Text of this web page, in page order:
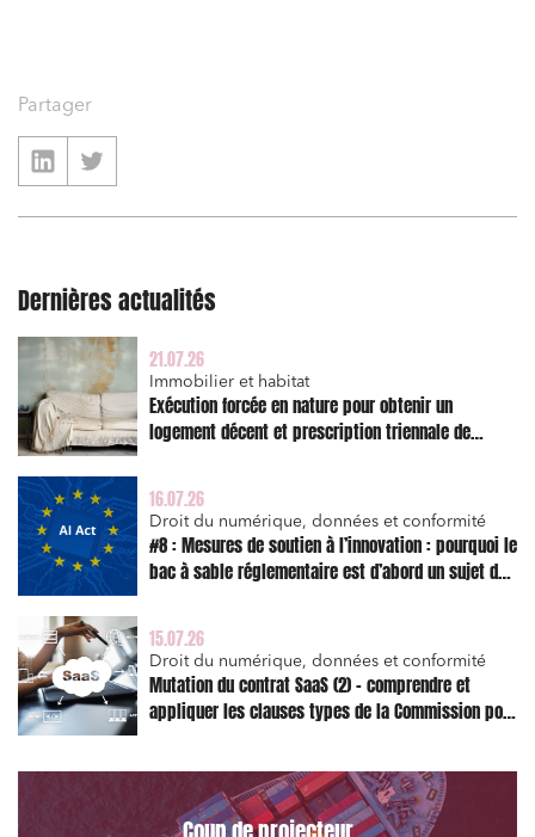
Partager
Dernières actualités
21.07.26
Immobilier et habitat
Exécution forcée en nature pour obtenir un
logement décent et prescription triennale de
16.07.26
Droit du numérique, données et conformité
#8 : Mesures de soutien à l’innovation : pourquoi le
bac à sable réglementaire est d’abord un sujet de
15.07.26
Droit du numérique, données et conformité
Mutation du contrat SaaS (2) – comprendre et
appliquer les clauses types de la Commission pour
Relations commerciales et contrats